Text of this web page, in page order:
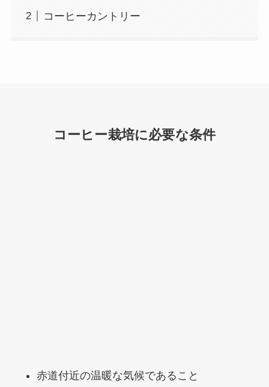
コーヒーカントリー
コーヒー栽培に必要な条件
赤道付近の温暖な気候であること